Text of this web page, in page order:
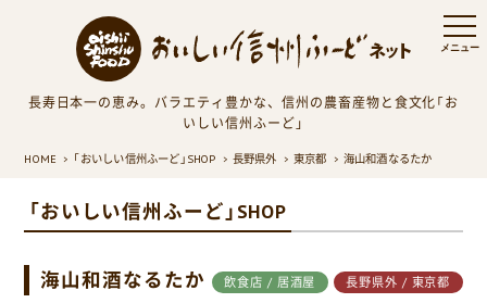
長寿日本一の恵み。バラエティ豊かな、信州の農畜産物と食文化「お
いしい信州ふーど」
HOME 「おいしい信州ふーど」SHOP 長野県外 東京都 海山和酒なるたか
「おいしい信州ふーど」SHOP
海山和酒なるたか 飲食店 / 居酒屋 長野県外 / 東京都